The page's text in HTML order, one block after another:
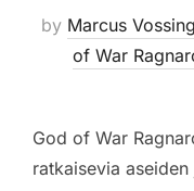
by Marcus
of War
God of War
ratkaisevia